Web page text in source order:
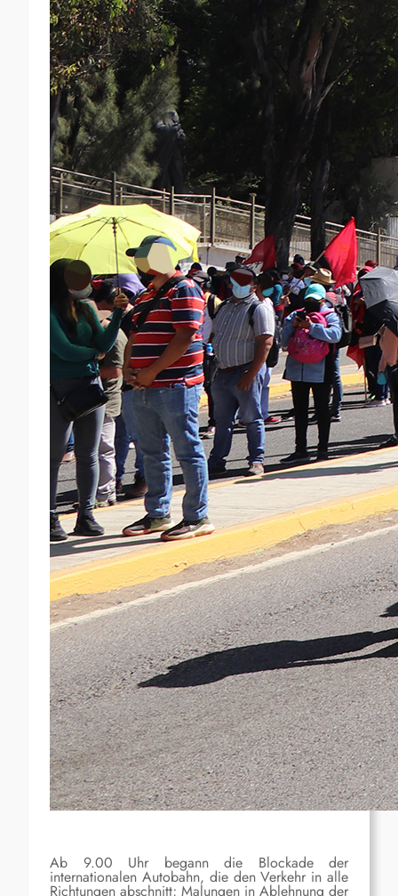
Ab 9.00 Uhr begann die Blockade der
internationalen Autobahn, die den Verkehr in alle
Richtungen abschnitt; Malungen in Ablehnung der